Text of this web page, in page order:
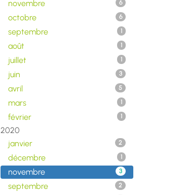
novembre 6
octobre 6
septembre 1
août 1
juillet 1
juin 3
avril 5
mars 1
février 1
2020
janvier
2
décembre 1
novembre 3
septembre 2